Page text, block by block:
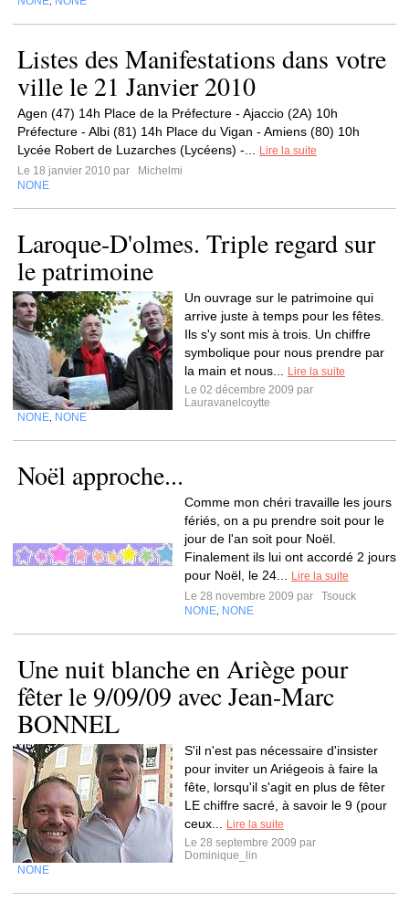
Listes des Manifestations dans votre
ville le 21 Janvier 2010
Agen (47) 14h Place de la Préfecture - Ajaccio (2A) 10h
Préfecture - Albi (81) 14h Place du Vigan - Amiens (80) 10h
Lycée Robert de Luzarches (Lycéens) -...
Lire la suite
Le 18 janvier 2010 par
Michelmi
NONE
Laroque-D'olmes. Triple regard sur
le patrimoine
Un ouvrage sur le patrimoine qui
arrive juste à temps pour les fêtes.
Ils s'y sont mis à trois. Un chiffre
symbolique pour nous prendre par
la main et nous...
Lire la suite
Le 02 décembre 2009 par
Lauravanelcoytte
NONE NONE
Noël approche...
Comme mon chéri travaille les jours
fériés, on a pu prendre soit pour le
jour de l'an soit pour Noël.
Finalement ils lui ont accordé 2 jours
pour Noël, le 24...
Lire la suite
Le 28 novembre 2009 par
Tsouck
NONE NONE
Une nuit blanche en Ariège pour
fêter le 9/09/09 avec Jean-Marc
BONNEL
S'il n'est pas nécessaire d'insister
pour inviter un Ariégeois à faire la
fête, lorsqu'il s'agit en plus de fêter
LE chiffre sacré, à savoir le 9 (pour
ceux...
Lire la suite
Le 28 septembre 2009 par
Dominique_lin
NONE